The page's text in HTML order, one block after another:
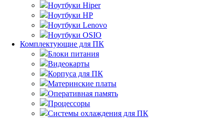
Ноутбуки Hiper
Ноутбуки HP
Ноутбуки Lenovo
Ноутбуки OSIO
Комплектующие для ПК
Блоки питания
Видеокарты
Корпуса для ПК
Материнские платы
Оперативная память
Процессоры
Системы охлаждения для ПК